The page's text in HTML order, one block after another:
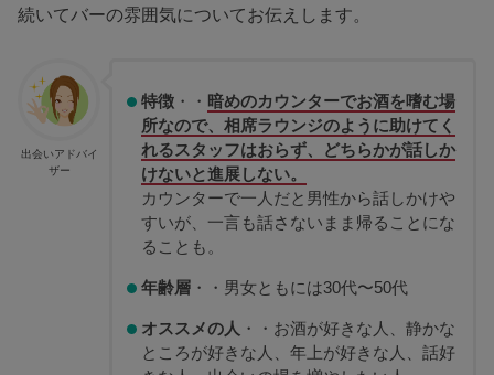
続いてバーの雰囲気についてお伝えします。
出会いアドバイ
ザー
特徴・・ 暗めのカウンターでお酒を嗜む場
所なので、相席ラウンジのように助けてく
れるスタッフはおらず、どちらかが話しか
けないと進展しない。
カウンターで一人だと男性から話しかけや
すいが、一言も話さないまま帰ることにな
ることも。
年齢層・・男女ともには30代〜50代
オススメの人 ・・お酒が好きな人、静かな
ところが好きな人、年上が好きな人、話好